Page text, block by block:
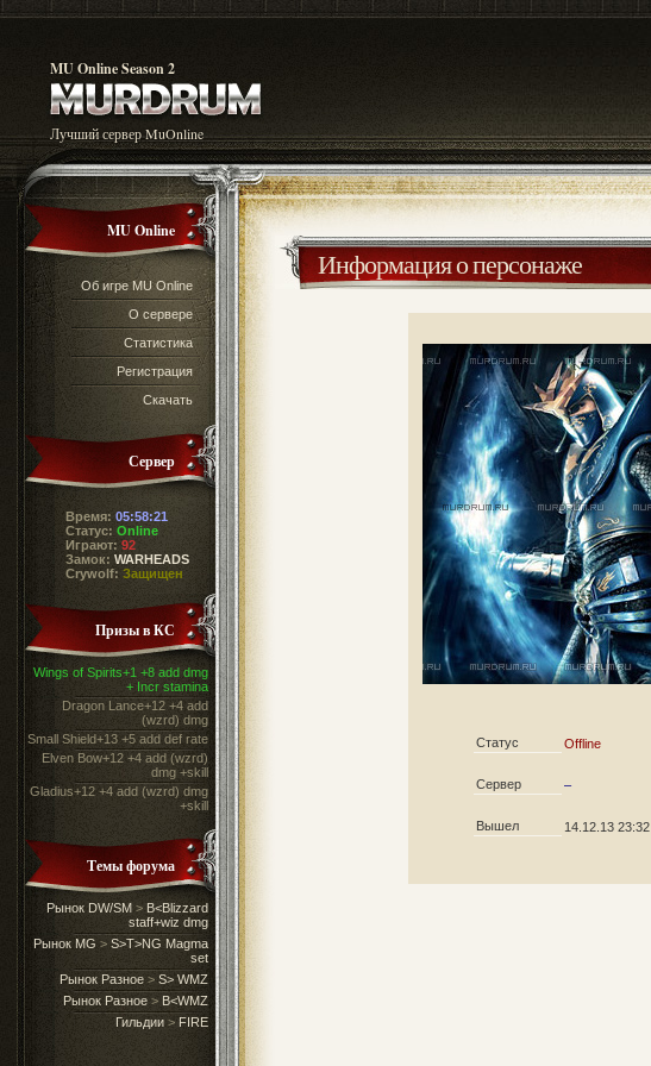
MU Online Season 2
Лучший сервер MuOnline
MU Online
Об игре MU Online
О сервере
Статистика
Регистрация
Скачать
Сервер
Время: 05:58:21
Статус: Online
Играют: 92
Замок: WARHEADS
Crywolf: Защищен
Призы в КС
Wings of Spirits+1 +8 add dmg
+ Incr stamina
Dragon Lance+12 +4 add
(wzrd) dmg
Small Shield+13 +5 add def rate
Elven Bow+12 +4 add (wzrd)
dmg +skill
Gladius+12 +4 add (wzrd) dmg
+skill
Темы форума
Рынок DW/SM > B<Blizzard
staff+wiz dmg
Рынок MG > S>T>NG Magma
set
Рынок Разное > S> WMZ
Рынок Разное > B<WMZ
Гильдии > FIRE
Информация о персонаже
Статус Offline
Сервер –
Вышел 14.12.13 23:32